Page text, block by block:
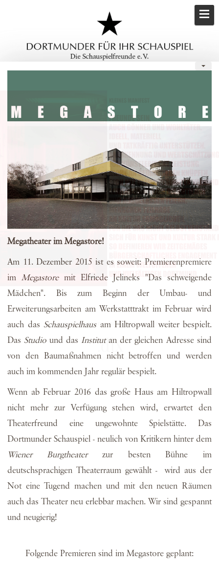
Megatheater im Megastore!
Am 11. Dezember 2015 ist es soweit: Premierenpremiere
im Megastoremit Elfriede Jelineks "Das schweigende
Mädchen". Bis zum Beginn der Umbau- und
Erweiterungsarbeiten am Werkstatttrakt im Februar wird
auch das Schauspielhausam Hiltropwall weiter bespielt.
Das Studio und dasInstitutan der gleichen Adresse sind
von den Baumaßnahmen nicht betroffen und werden
auch im kommenden Jahr regulär bespielt.
Wenn ab Februar 2016 das große Haus am Hiltropwall
nicht mehr zur Verfügung stehen wird, erwartet den
Theaterfreund eine ungewohnte Spielstätte. Das
Dortmunder Schauspiel - neulich von Kritikern hinter dem
Wiener Burgtheaterzur besten Bühne im
deutschsprachigen Theaterraum gewählt - wird aus der
Not eine Tugend machen und mit den neuen Räumen
auch das Theater neu erlebbar machen. Wir sind gespannt
und neugierig!
Folgende Premieren sind im Megastore geplant: